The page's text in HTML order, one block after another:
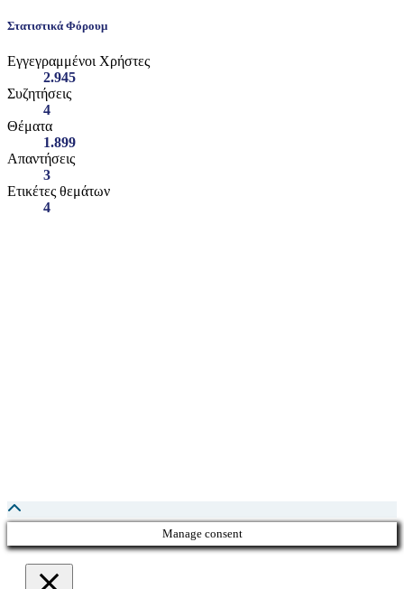
Στατιστικά Φόρουμ
Εγγεγραμμένοι Χρήστες
2.945
Συζητήσεις
4
Θέματα
1.899
Απαντήσεις
3
Ετικέτες θεμάτων
4
Manage consent